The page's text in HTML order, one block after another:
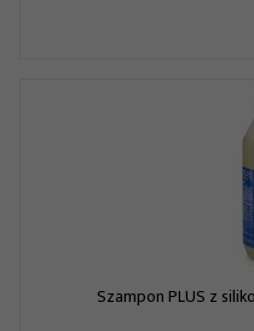
Szampon PLUS z